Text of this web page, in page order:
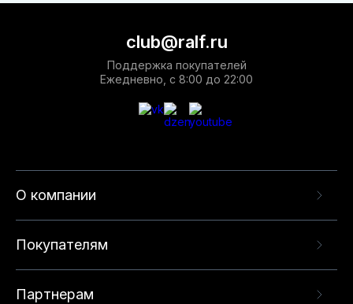
О компании
Покупателям
Партнерам
club@ralf.ru
Поддержка покупателей
Ежедневно, с 8:00 до 22:00